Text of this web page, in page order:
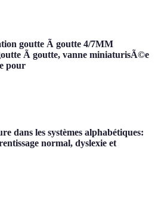
goutte Ã goutte 4/7MM
Ã goutte, vanne miniaturisÃ©e
pour
dans les systèmes alphabétiques:
normal, dyslexie et